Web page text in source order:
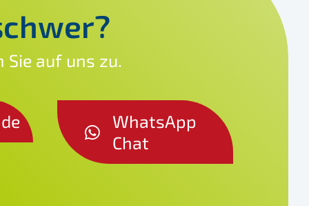
Sie auf uns zu.
WhatsApp
Chat